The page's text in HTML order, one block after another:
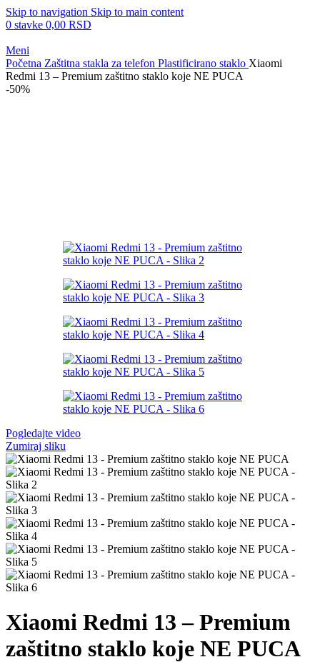
Skip to navigation Skip to main content
0 stavke 0,00 RSD
Meni
Početna Zaštitna stakla za telefon Plastificirano staklo Xiaomi
Redmi 13 – Premium zaštitno staklo koje NE PUCA
-50%
Pogledajte video
Zumiraj sliku
Xiaomi Redmi 13 – Premium
zaštitno staklo koje NE PUCA